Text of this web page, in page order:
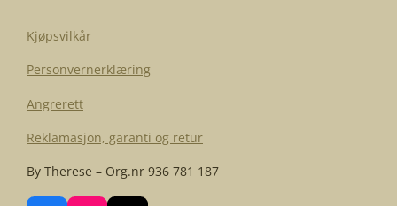
Kjøpsvilkår
Personvernerklæring
Angrerett
Reklamasjon, garanti og retur
By Therese – Org.nr 936 781 187